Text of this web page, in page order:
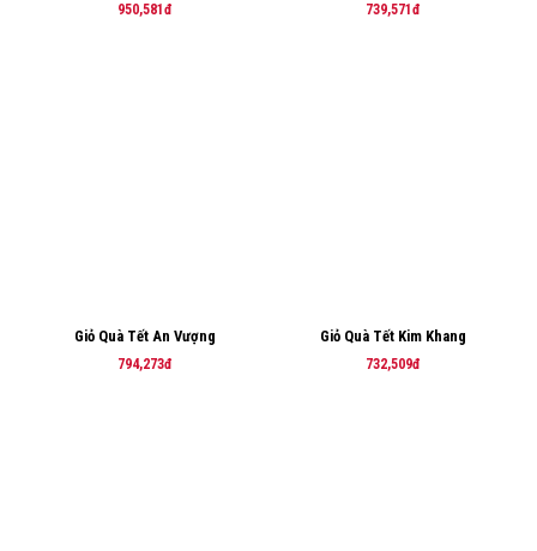
950,581đ 739,571đ
Giỏ Quà Tết An Vượng
794,273đ
Giỏ Quà Tết Kim Khang
732,509đ